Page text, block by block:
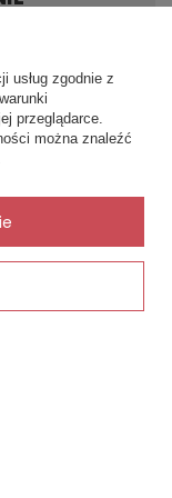
koszyka
z bawełny
skarpety
i zachowują
×
zakupowy
— pokażę
usług zgodnie z
przeglądarce.
można znaleźć